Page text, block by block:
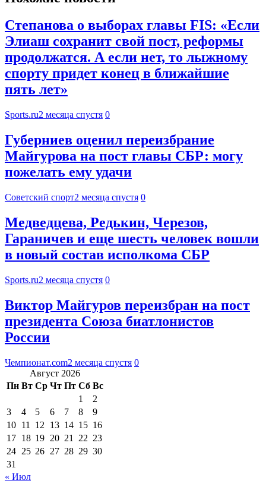
Степанова о выборах главы FIS: «Если
Элиаш сохранит свой пост, реформы
продолжатся. А если нет, то лыжному
спорту придет конец в ближайшие
пять лет»
Sports.ru2 месяца спустя 0
Губерниев оценил переизбрание
Майгурова на пост главы СБР: могу
пожелать ему удачи
Советский спорт2 месяца спустя 0
Медведцева, Редькин, Черезов,
Гараничев и еще шесть человек вошли
в новый состав исполкома СБР
Sports.ru2 месяца спустя 0
Виктор Майгуров переизбран на пост
президента Союза биатлонистов
России
Чемпионат.com2 месяца спустя 0
Август 2026
Пн Вт Ср Чт Пт Сб Вс
1
2
3
4 5 6 7 8
9
10 11 12 13 14 15 16
17 18 19 20 21 22 23
24 25 26 27 28 29 30
31
« Июл